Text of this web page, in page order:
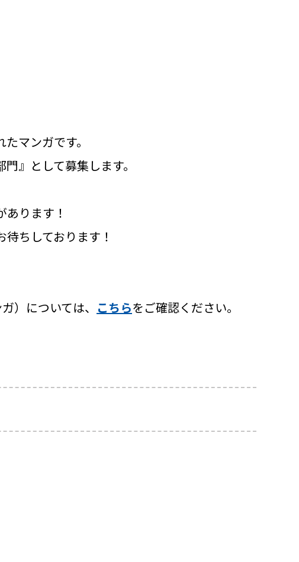
マンガです。
』として募集します。
ります！
ちしております！
）については、 こちらをご確認ください。